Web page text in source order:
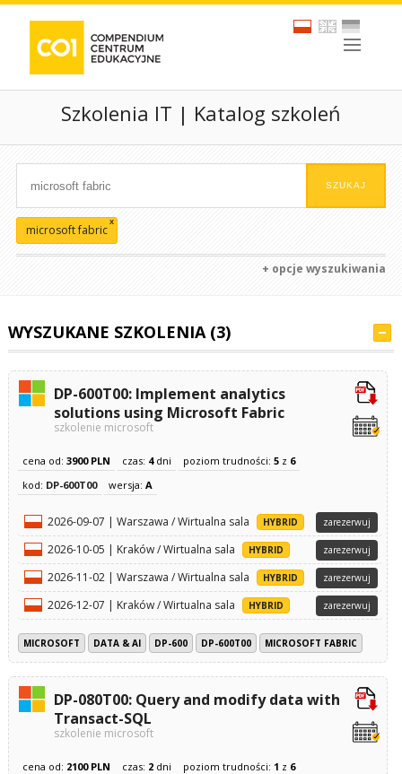
Szkolenia IT | Katalog szkoleń
microsoft fabric
x
+ opcje wyszukiwania
WYSZUKANE SZKOLENIA (3)
DP-600T00: Implement analytics
solutions using Microsoft Fabric
szkolenie microsoft
cena od: 3900 PLN czas: 4dni poziom trudności: 5z 6
kod: DP-600T00 wersja: A
2026-09-07 | Warszawa / Wirtualna sala HYBRID zarezerwuj
2026-10-05 | Kraków / Wirtualna sala HYBRID zarezerwuj
2026-11-02 | Warszawa / Wirtualna sala HYBRID zarezerwuj
2026-12-07 | Kraków / Wirtualna sala HYBRID zarezerwuj
MICROSOFT DATA & AI DP-600 DP-600T00 MICROSOFT FABRIC
DP-080T00: Query and modify data with
Transact-SQL
szkolenie microsoft
cena od: 2100 PLN czas: 2dni poziom trudności: 1 z 6